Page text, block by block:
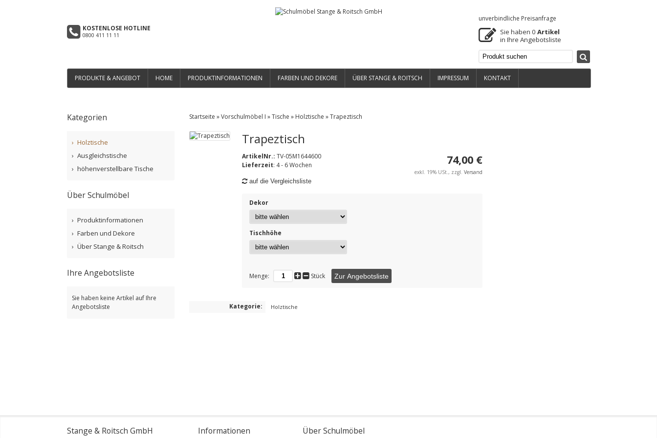
KOSTENLOSE HOTLINE
0800 411 11 11
unverbindliche Preisanfrage
Sie haben 0 Artikel
in Ihre Angebotsliste
PRODUKTE & ANGEBOT HOME PRODUKTINFORMATIONEN FARBEN UND DEKORE ÜBER STANGE & ROITSCH IMPRESSUM KONTAKT
Startseite »Vorschulmöbel I »Tische » Holztische »Trapeztisch
Trapeztisch
ArtikelNr.: TV-05M1644600
Lieferzeit: 4 - 6 Wochen
auf die Vergleichsliste
74,00 €
exkl. 19% USt., zzgl. Versand
Dekor
Tischhöhe
Menge: Stück Zur Angebotsliste
Kategorie: Holztische
Kategorien
Holztische
Ausgleichstische
höhenverstellbare Tische
Über Schulmöbel
Produktinformationen
Farben und Dekore
Über Stange & Roitsch
Ihre Angebotsliste
Sie haben keine Artikel auf Ihre
Angebotsliste
Stange & Roitsch GmbH Informationen Über Schulmöbel